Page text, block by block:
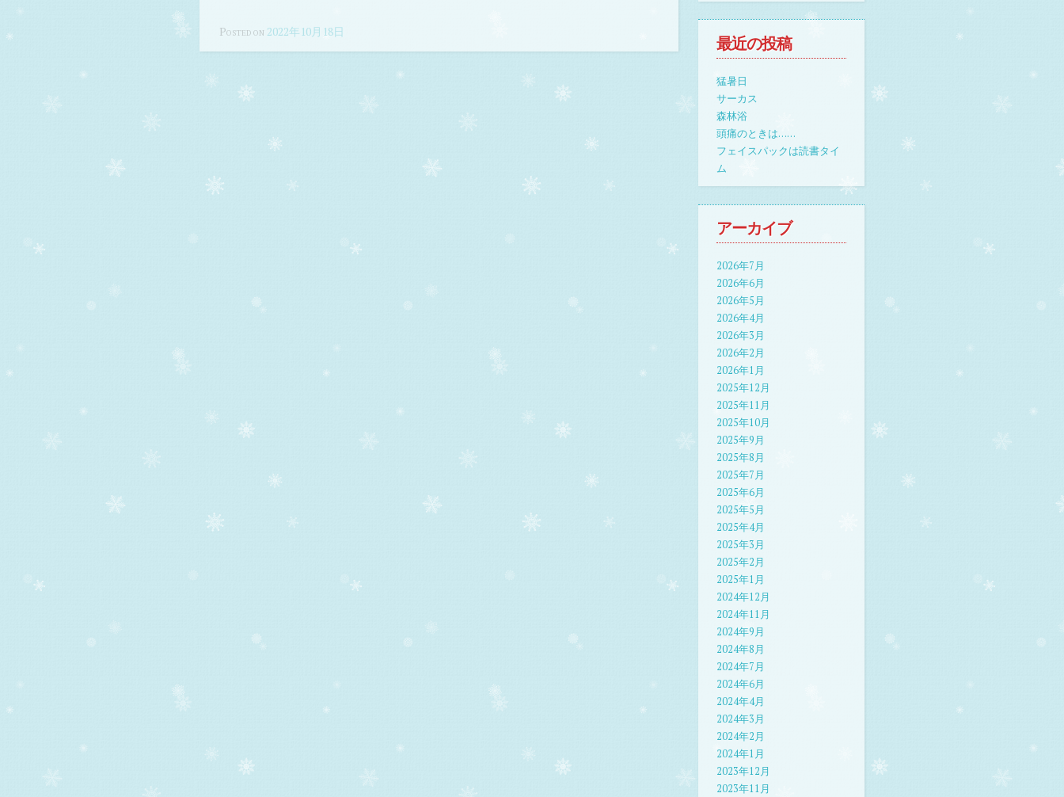
Posted on 2022年10月18日
最近の投稿
猛暑日
サーカス
森林浴
頭痛のときは……
フェイスパックは読書タイ
ム
アーカイブ
2026年7月
2026年6月
2026年5月
2026年4月
2026年3月
2026年2月
2026年1月
2025年12月
2025年11月
2025年10月
2025年9月
2025年8月
2025年7月
2025年6月
2025年5月
2025年4月
2025年3月
2025年2月
2025年1月
2024年12月
2024年11月
2024年9月
2024年8月
2024年7月
2024年6月
2024年4月
2024年3月
2024年2月
2024年1月
2023年12月
2023年11月